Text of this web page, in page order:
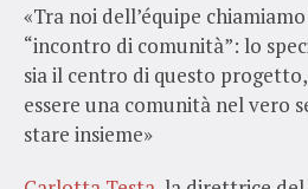
«Tra noi dell’équipe
“incontro di comunità”: lo
sia il centro di questo
essere una comunità nel vero
stare insieme»